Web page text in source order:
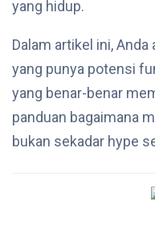
yang hidup.
Dalam artikel ini,
yang punya potensi
yang benar-benar
panduan bagaimana
bukan sekadar hype